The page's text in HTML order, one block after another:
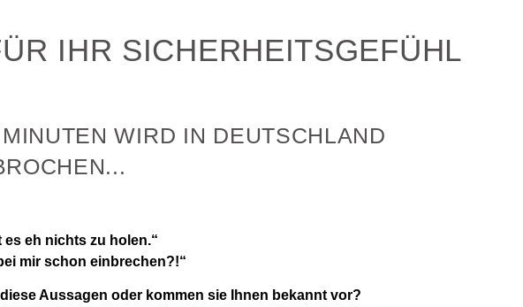
IHR SICHERHEITSGEFÜHL
WIRD IN DEUTSCHLAND
es eh nichts zu holen.“
mir schon einbrechen?!“
Aussagen oder kommen sie Ihnen bekannt vor?